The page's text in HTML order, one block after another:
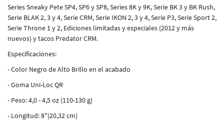
Series Sneaky Pete SP4, SP6 y SP8, Series 8K y 9K, Serie BK 3 y BK Rush,
Serie BLAK 2, 3 y 4, Serie CRM, Serie IKON 2, 3 y 4, Serie P3, Serie Sport 2,
Serie Throne 1 y 2, Ediciones limitadas y especiales (2012 y más
nuevos) y tacos Predator CRM.
Especificaciones:
- Color Negro de Alto Brillo en el acabado
- Goma Uni-Loc QR
- Peso: 4,0 - 4,5 oz (110-130 g)
- Longitud: 8"(20,32 cm)